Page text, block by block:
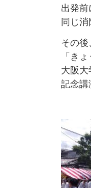
出発
同じ
その後
「き
大阪
記念講